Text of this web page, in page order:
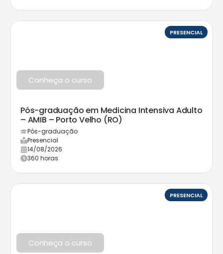
Conheça o curso
PRESENCIAL
Pós-graduação em Medicina Intensiva Adulto
– AMIB – Porto Velho (RO)
Pós-graduação
Presencial
14/08/2026
360 horas
Conheça o curso
PRESENCIAL